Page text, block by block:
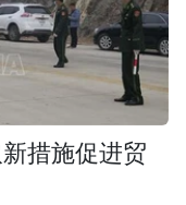
措施促进贸